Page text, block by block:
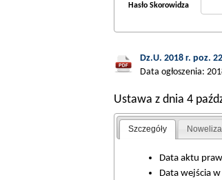
Hasło Skorowidza
Dz.U. 2018 r. poz.
Data ogłoszenia:
Ustawa z dnia 4
Szczegóły
Data aktu
Data wejścia